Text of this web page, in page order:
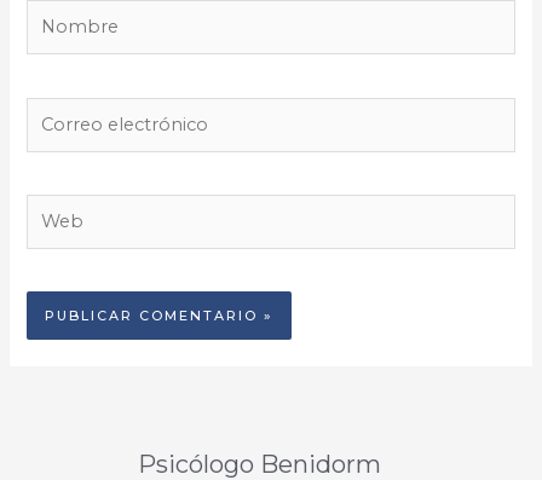
electrónico
Psicólogo Benidorm